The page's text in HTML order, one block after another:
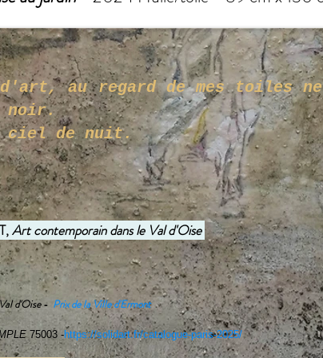
d'art, au regard de mes toiles
de
ciel de nuit.
Art contemporain dans le Val d'Oise
d'Oise- Prix de la Ville d'Ermont
75003 -https://solidart.fr/catalogue-paris-2025/